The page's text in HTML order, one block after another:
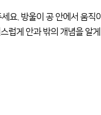
요. 방울이 공 안에서 움
럽게 안과 밖의 개념을 알